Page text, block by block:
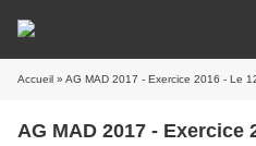
Accueil » AG MAD 2017 - Exercice 2016 - Le
AG MAD 2017 - Exercice